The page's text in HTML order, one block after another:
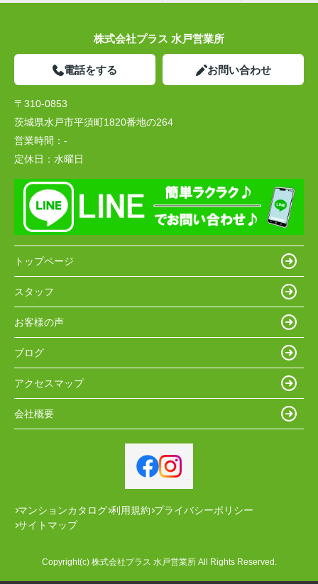
株式会社プラス 水戸営業所
電話をする お問い合わせ
〒310-0853
茨城県水戸市平須町1820番地の264
営業時間： -
定休日： 水曜日
トップページ
スタッフ
お客様の声
ブログ
アクセスマップ
会社概要
マンションカタログ 利用規約 プライバシーポリシー
サイトマップ
Copyright(c) 株式会社プラス 水戸営業所 All Rights Reserved.